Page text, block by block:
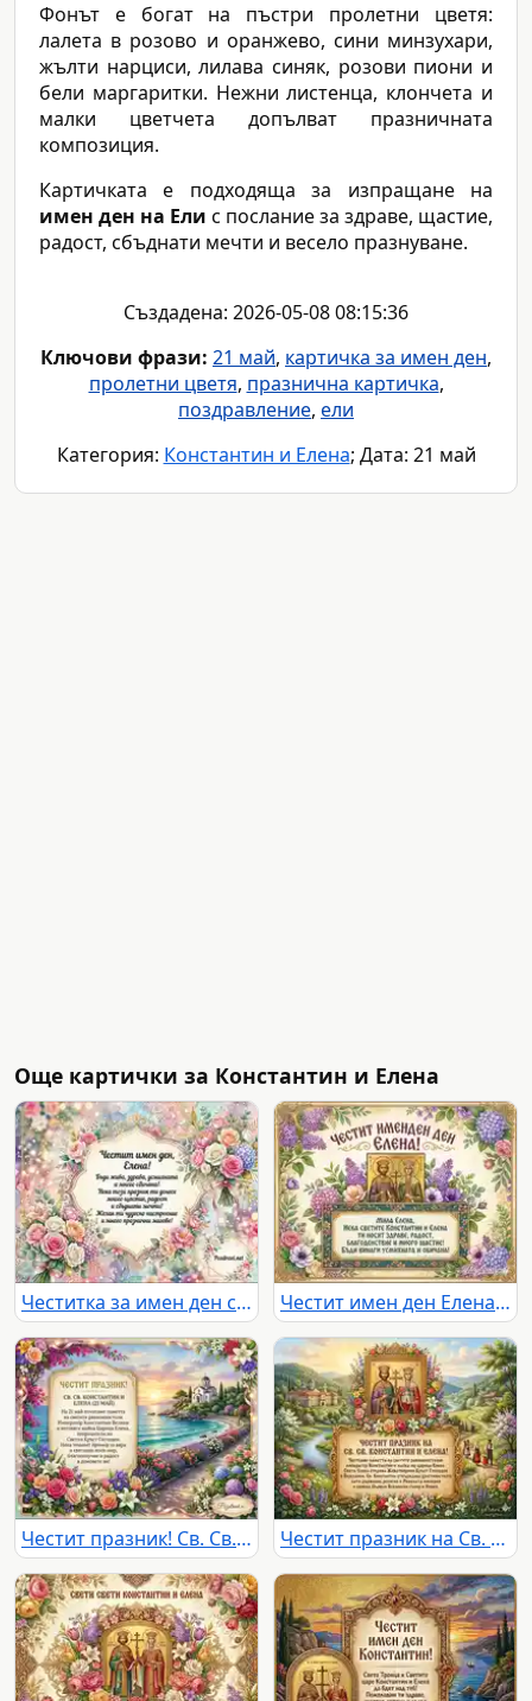
Фонът е богат на пъстри пролетни цветя:
лалета в розово и оранжево, сини минзухари,
жълти нарциси, лилава синяк, розови пиони и
бели маргаритки. Нежни листенца, клончета и
малки цветчета допълват празничната
композиция.
Картичката е подходяща за изпращане на
имен ден на Ели с послание за здраве, щастие,
радост, сбъднати мечти и весело празнуване.
Създадена: 2026-05-08 08:15:36
Ключови фрази: 21 май, картичка за имен ден,
пролетни цветя, празнична картичка,
поздравление, ели
Категория: Константин и Елена; Дата: 21 май
Още картички за Константин и Елена
Честитка за имен ден с цветя и пожелание Честит имен ден Елена! Празнична картичка с икона и цветя
Честит празник! Св. Св. Константин и Елена Честит празник на Св. Св. Константин и Елена!